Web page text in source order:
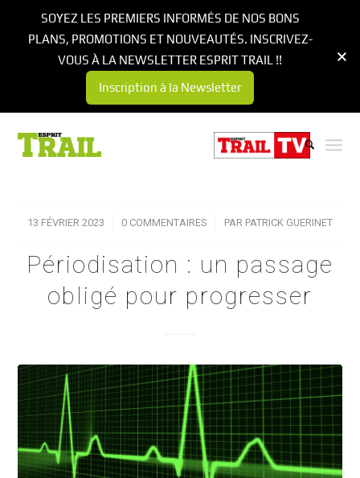
13 FÉVRIER 2023
/ 0 COMMENTAIRES
/ PAR PATRICK GUERINET
Périodisation : un passage
obligé pour progresser
SOYEZ LES PREMIERS INFORMÉS DE NOS BONS
PLANS, PROMOTIONS ET NOUVEAUTÉS. INSCRIVEZ-
VOUS À LA NEWSLETTER ESPRIT TRAIL !!
Inscription à la Newsletter